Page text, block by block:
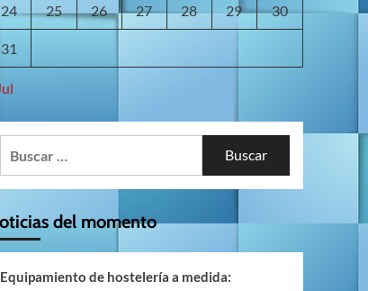
24 25 26 27 28 29 30
31
del momento
Equipamiento de hostelería a medida: